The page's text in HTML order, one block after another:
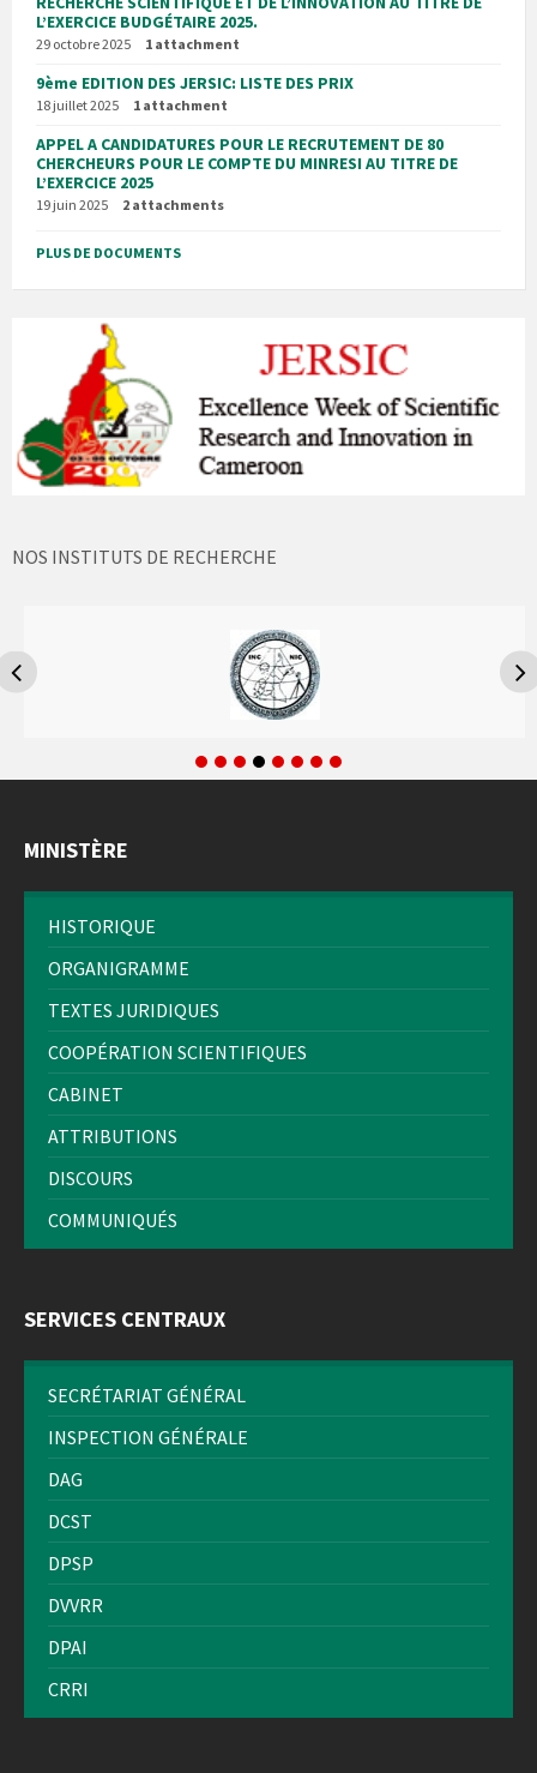
L’EXERCICE BUDGÉTAIRE 2025.
29 octobre 2025 1 attachment
9ème EDITION DES JERSIC: LISTE DES PRIX
18 juillet 2025 1 attachment
APPEL A CANDIDATURES POUR LE RECRUTEMENT DE 80
CHERCHEURS POUR LE COMPTE DU MINRESI AU TITRE DE
L’EXERCICE 2025
19 juin 2025 2 attachments
PLUS DE DOCUMENTS
NOS INSTITUTS DE RECHERCHE
MINISTÈRE
HISTORIQUE
ORGANIGRAMME
TEXTES JURIDIQUES
COOPÉRATION SCIENTIFIQUES
CABINET
ATTRIBUTIONS
DISCOURS
COMMUNIQUÉS
SERVICES CENTRAUX
SECRÉTARIAT GÉNÉRAL
INSPECTION GÉNÉRALE
DAG
DCST
DPSP
DVVRR
DPAI
CRRI